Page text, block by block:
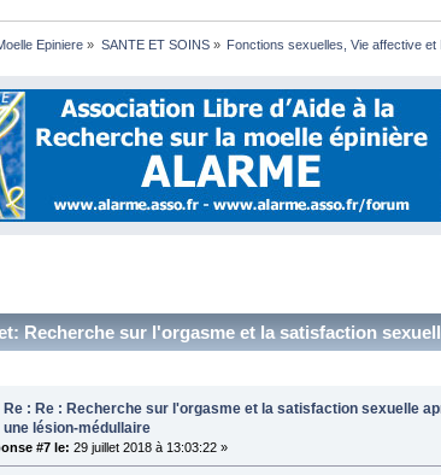
Epiniere » SANTE ET SOINS» Fonctions sexuelles, Vie affective et
Recherche sur l'orgasme et la satisfaction
Re : Re : Recherche sur l'orgasme et la satisfaction sexuelle
une lésion-médullaire
#7 le: 29 juillet 2018 à 13:03:22 »